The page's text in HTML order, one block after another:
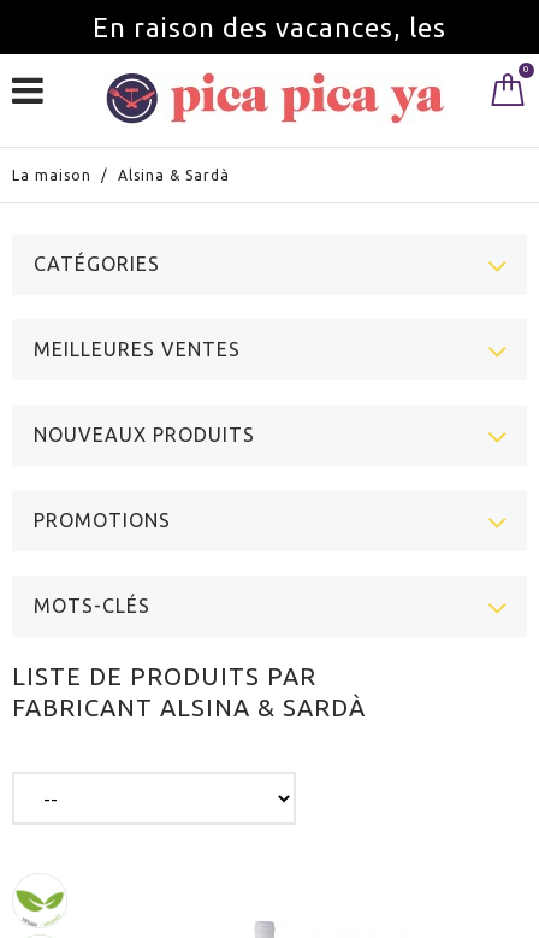
En raison des vacances, les
commandes seront servies à partir du 0
La maison / Alsina & Sardà
CATÉGORIES
MEILLEURES VENTES
NOUVEAUX PRODUITS
PROMOTIONS
MOTS-CLÉS
LISTE DE PRODUITS PAR
FABRICANT ALSINA & SARDÀ